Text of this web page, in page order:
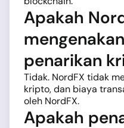
Apakah
penarikan
Tidak. NordFX tidak
kripto, dan biaya
oleh NordFX.
Apakah